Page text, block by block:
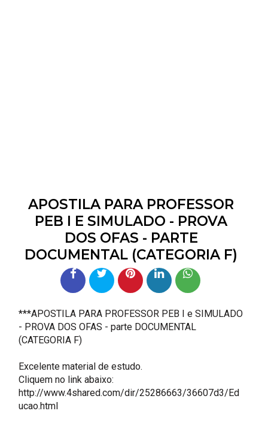
APOSTILA PARA PROFESSOR
PEB I E SIMULADO - PROVA
DOS OFAS - PARTE
DOCUMENTAL (CATEGORIA F)
***APOSTILA PARA PROFESSOR PEB I e SIMULADO
- PROVA DOS OFAS - parte DOCUMENTAL
(CATEGORIA F)
Excelente material de estudo.
Cliquem no link abaixo:
http://www.4shared.com/dir/25286663/36607d3/Ed
ucao.html